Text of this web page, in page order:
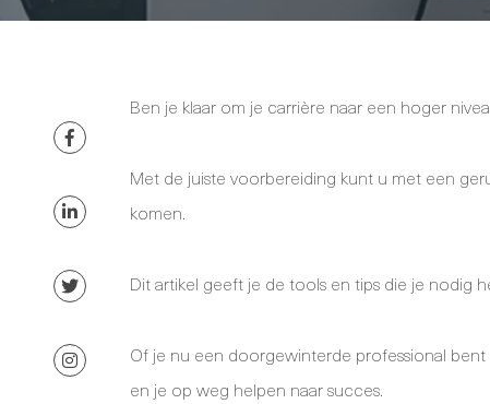
Ben je klaar om je carrière naar een hoger
Met de juiste voorbereiding kunt u met een
komen.
Dit artikel geeft je de tools en tips die je nodig
Of je nu een doorgewinterde professional
en je op weg helpen naar succes.